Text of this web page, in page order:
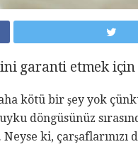
garanti etmek için
kötü bir şey yok
döngüsünüz
ki,